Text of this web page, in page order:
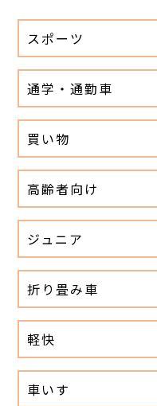
スポーツ
通学・通勤車
買い物
高齢者向け
ジュニア
折り畳み車
軽快
車いす